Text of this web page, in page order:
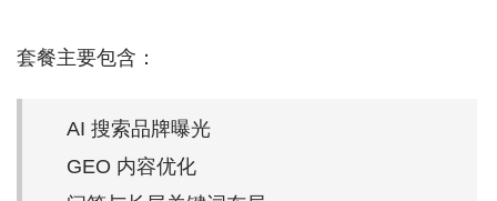
套餐主要包含：
AI 搜索品牌曝光
GEO 内容优化